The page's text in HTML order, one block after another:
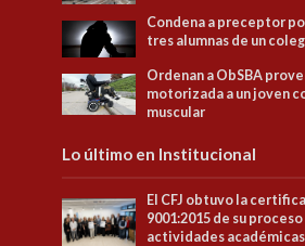
Condena a preceptor
tres alumnas de un
Ordenan a ObSBA
motorizada a un joven
muscular
Lo último en Institucional
El CFJ obtuvo la
9001:2015 de su
actividades académicas